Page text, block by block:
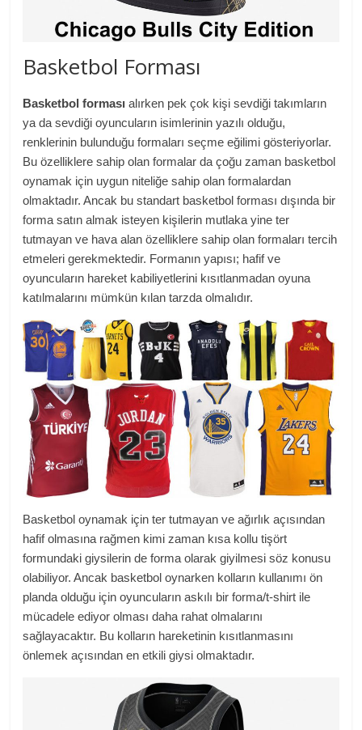
Basketbol Forması
Basketbol formasıalırken pek çok kişi sevdiği takımların
ya da sevdiği oyuncuların isimlerinin yazılı olduğu,
renklerinin bulunduğu formaları seçme eğilimi gösteriyorlar.
Bu özelliklere sahip olan formalar da çoğu zaman basketbol
oynamak için uygun niteliğe sahip olan formalardan
olmaktadır. Ancak bu standart basketbol forması dışında bir
forma satın almak isteyen kişilerin mutlaka yine ter
tutmayan ve hava alan özelliklere sahip olan formaları tercih
etmeleri gerekmektedir. Formanın yapısı; hafif ve
oyuncuların hareket kabiliyetlerini kısıtlanmadan oyuna
katılmalarını mümkün kılan tarzda olmalıdır.
Basketbol oynamak için ter tutmayan ve ağırlık açısından
hafif olmasına rağmen kimi zaman kısa kollu tişört
formundaki giysilerin de forma olarak giyilmesi söz konusu
olabiliyor. Ancak basketbol oynarken kolların kullanımı ön
planda olduğu için oyuncuların askılı bir forma/t-shirt ile
mücadele ediyor olması daha rahat olmalarını
sağlayacaktır. Bu kolların hareketinin kısıtlanmasını
önlemek açısından en etkili giysi olmaktadır.